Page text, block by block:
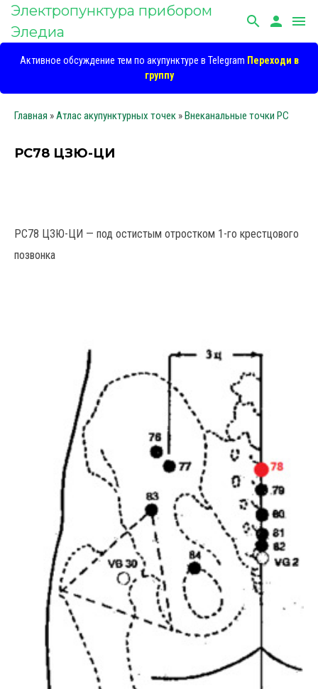
Электропунктура прибором
Эледиа
search person menu
Активное обсуждение тем по акупунктуре в Telegram Переходи в
группу
Главная »Атлас акупунктурных точек »Внеканальные точки PC
РС78 ЦЗЮ-ЦИ
РС78 ЦЗЮ-ЦИ — под остистым отростком 1-го крестцового
позвонка